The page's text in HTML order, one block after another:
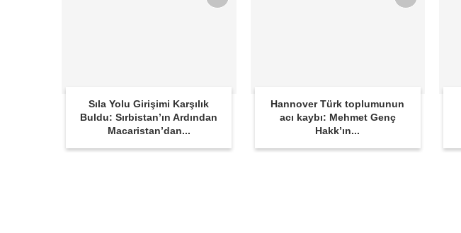
Sıla Yolu Girişimi Karşılık
Buldu: Sırbistan’ın Ardından
Macaristan’dan...
Hannover Türk toplumunun
acı kaybı: Mehmet Genç
Hakk’ın...